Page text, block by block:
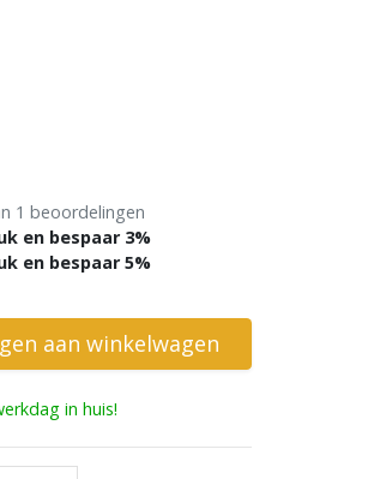
1 beoordelingen
en bespaar 3%
en bespaar 5%
aan winkelwagen
in huis!